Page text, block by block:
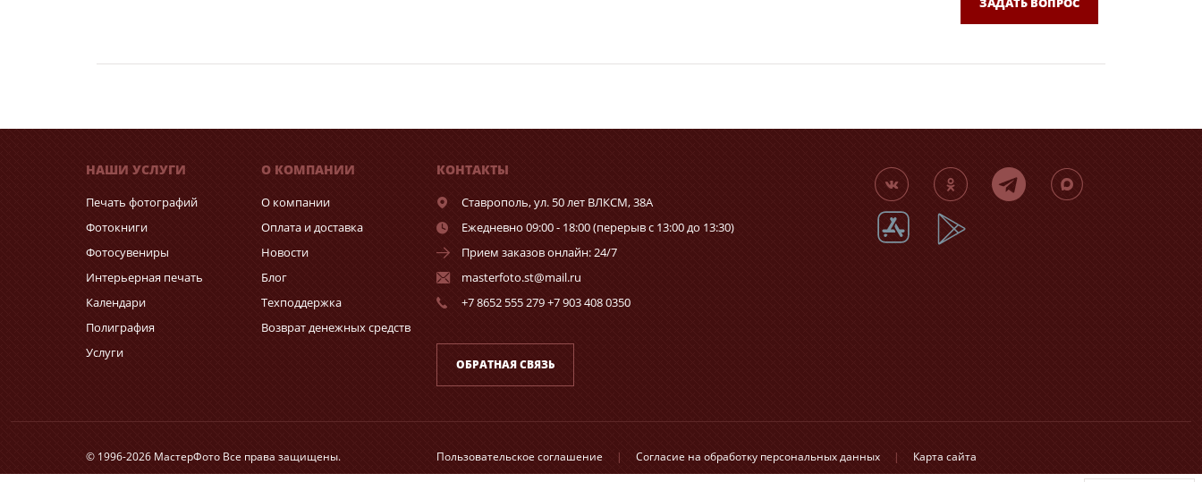
НАШИ УСЛУГИ
Печать фотографий
Фотокниги
Фотосувениры
Интерьерная печать
Календари
Полиграфия
Услуги
О КОМПАНИИ
О компании
Оплата и доставка
Новости
Блог
Техподдержка
Возврат денежных средств
КОНТАКТЫ
Ставрополь,ул. 50 лет ВЛКСМ, 38А
Ежедневно 09:00 - 18:00 (перерыв с 13:00 до 13:30)
Прием заказов онлайн: 24/7
masterfoto.st@mail.ru
+7 8652 555 279 +7 903 408 0350
ОБРАТНАЯ СВЯЗЬ
© 1996-2026 МастерФото Все права защищены. Пользовательское соглашение | Согласие на обработку персональных данных | Карта сайта